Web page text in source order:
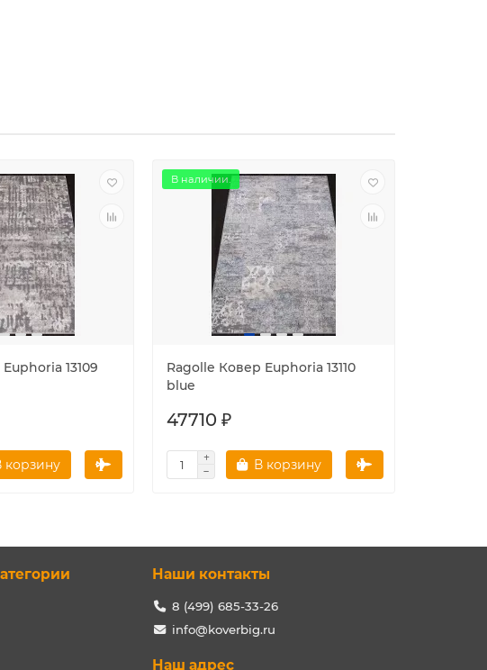
13109
корзину
В наличии.
Ragolle Ковер Euphoria 13110
blue
47710 ₽
В корзину
Наши контакты
8 (499) 685-33-26
info@koverbig.ru
Наш адрес